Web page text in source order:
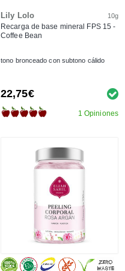
Lily Lolo 10g
Recarga de base mineral FPS 15 -
Coffee Bean
tono bronceado con subtono cálido
22,75€
1 Opiniones